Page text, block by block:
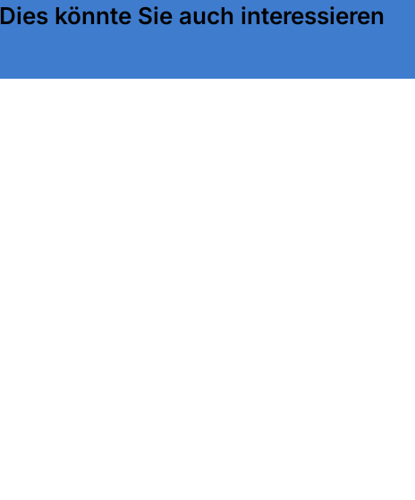
Dies könnte Sie auch interessieren